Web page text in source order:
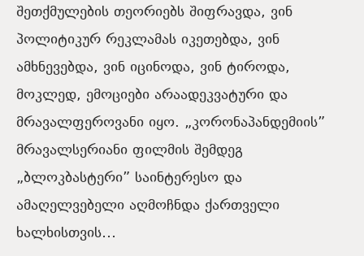
შეთქმულების თეორიებს შიფრავდა, ვინ
პოლიტიკურ რეკლამას იკეთებდა, ვინ
ამხნევებდა, ვინ იცინოდა, ვინ ტიროდა,
მოკლედ, ემოციები არაადეკვატური და
მრავალფეროვანი იყო. „კორონაპანდემიის”
მრავალსერიანი ფილმის შემდეგ
„ბლოკბასტერი” საინტერესო და
ამაღელვებელი აღმოჩნდა ქართველი
ხალხისთვის…